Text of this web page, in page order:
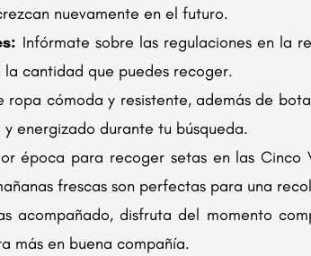
nuevamente en el futuro.
Infórmate sobre las regulaciones en la
cantidad que puedes recoger.
ropa cómoda y resistente, además de
energizado durante tu búsqueda.
época para recoger setas en las
frescas son perfectas para una
acompañado, disfruta del momento
más en buena compañía.